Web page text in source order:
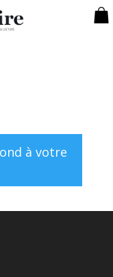
à votre